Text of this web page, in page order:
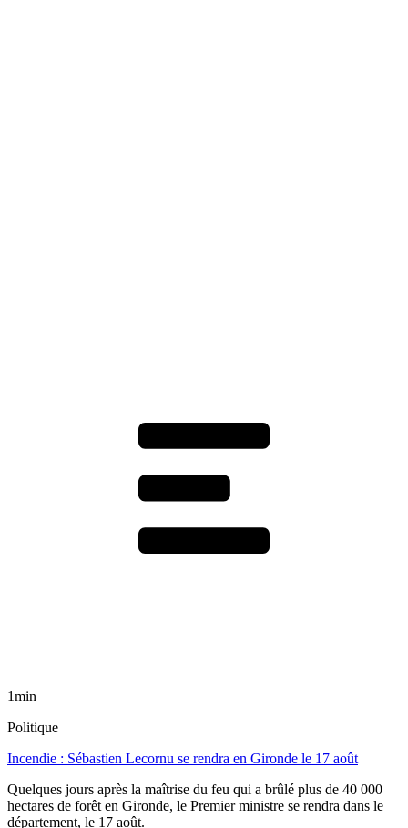
1min
Politique
Incendie : Sébastien Lecornu se rendra en Gironde le 17 août
Quelques jours après la maîtrise du feu qui a brûlé plus de 40 000
hectares de forêt en Gironde, le Premier ministre se rendra dans le
département, le 17 août.